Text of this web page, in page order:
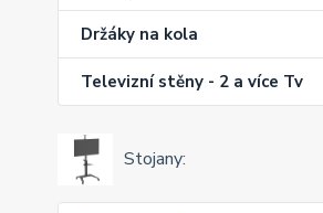
Držáky na kola
Televizní stěny - 2 a více Tv
Stojany: